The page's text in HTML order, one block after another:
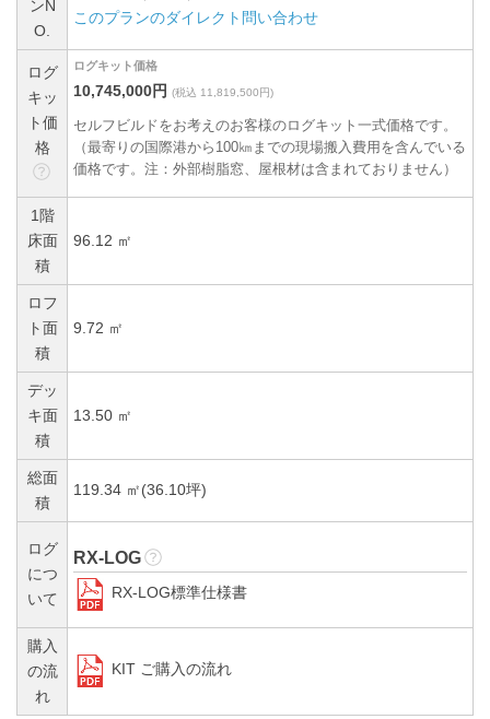
ンN
O.
このプランのダイレクト問い合わせ
ログ
キッ
ト価
格
ログキット価格
10,745,000円 (税込 11,819,500円)
セルフビルドをお考えのお客様のログキット一式価格です。
（最寄りの国際港から100㎞までの現場搬入費用を含んでいる
価格です。注：外部樹脂窓、屋根材は含まれておりません）
1階
床面
積
96.12 ㎡
ロフ
ト面
積
9.72 ㎡
デッ
キ面
積
13.50 ㎡
総面
積
119.34 ㎡(36.10坪)
ログ
につ
いて
RX-LOG
RX-LOG標準仕様書
購入
の流
れ
KIT ご購入の流れ